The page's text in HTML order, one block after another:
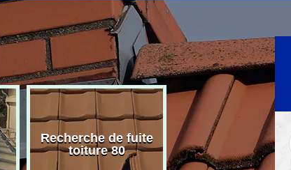
Recherche de fuite
toiture 80
Pose de velux 80